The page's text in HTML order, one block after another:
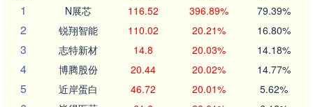
1
N展芯 116.52 396.89% 79.39%
2 锐翔智能 110.02 20.21% 16.80%
3 志特新材 14.8 20.03% 14.18%
4 博腾股份 20.44 20.02% 14.77%
5 近岸蛋白 46.72 20.01% 5.62%